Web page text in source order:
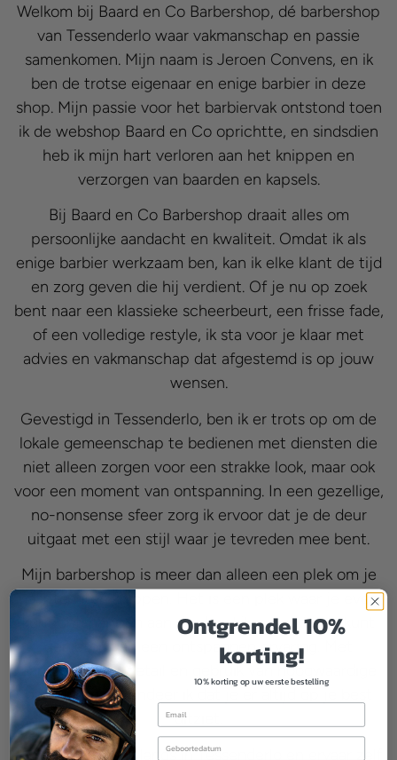
Welkom bij Baard en Co Barbershop, dé barbershop
van Tessenderlo waar vakmanschap en passie
samenkomen. Mijn naam is Jeroen Convens, en ik
ben de trotse eigenaar en enige barbier in deze
shop. Mijn passie voor het barbiervak ontstond toen
ik de webshop Baard en Co oprichtte, en sindsdien
heb ik mijn hart verloren aan het knippen en
verzorgen van baarden en kapsels.
Bij Baard en Co Barbershop draait alles om
persoonlijke aandacht en kwaliteit. Omdat ik als
enige barbier werkzaam ben, kan ik elke klant de tijd
en zorg geven die hij verdient. Of je nu op zoek
bent naar een klassieke scheerbeurt, een frisse fade,
of een volledige restyle, ik sta voor je klaar met
advies en vakmanschap dat afgestemd is op jouw
wensen.
Gevestigd in Tessenderlo, ben ik er trots op om de
lokale gemeenschap te bedienen met diensten die
niet alleen zorgen voor een strakke look, maar ook
voor een moment van ontspanning. In een gezellige,
no-nonsense sfeer zorg ik ervoor dat je de deur
uitgaat met een stijl waar je tevreden mee bent.
Mijn barbershop is meer dan alleen een plek om je
haar te laten knippen. Het is een plek waar je even
kunt ontsnappen aan de dagelijkse drukte en kunt
genieten van een ontspannen ervaring. Met
aandacht voor detail en gebruik van hoogwaardige
producten, garandeer ik dat je er altijd op je best
uitziet.
Kom gerust eens langs in Tessenderlo en ervaar zelf
Ontgrendel 10%
korting!
10% korting op uw eerste bestelling
Email
Birthday